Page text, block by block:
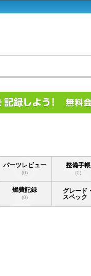
パーツレビュー
(0)
整備手帳
(0)
燃費記録
(0)
グレード・
スペック